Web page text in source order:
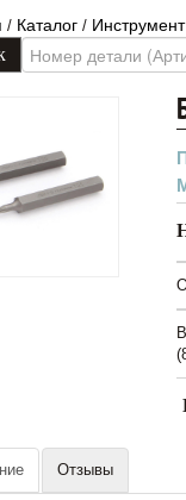
/ Каталог / Инструмент
Отзывы